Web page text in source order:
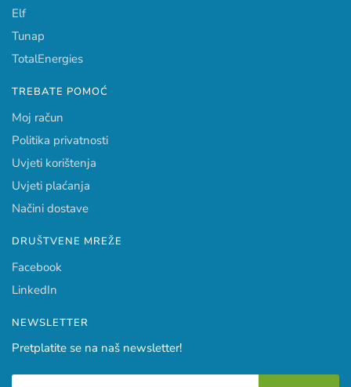
Elf
Tunap
TotalEnergies
TREBATE POMOĆ
Moj račun
Politika privatnosti
Uvjeti korištenja
Uvjeti plaćanja
Načini dostave
DRUŠTVENE MREŽE
Facebook
LinkedIn
NEWSLETTER
Pretplatite se na naš newsletter!